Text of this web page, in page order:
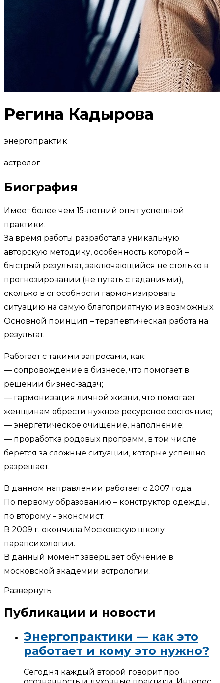
Регина Кадырова
энергопрактик
астролог
Биография
Имеет более чем 15-летний опыт успешной
практики.
За время работы разработала уникальную
авторскую методику, особенность которой –
быстрый результат, заключающийся не столько в
прогнозировании (не путать с гаданиями),
сколько в способности гармонизировать
ситуацию на самую благоприятную из возможных.
Основной принцип – терапевтическая работа на
результат.
Работает с такими запросами, как:
— сопровождение в бизнесе, что помогает в
решении бизнес-задач;
— гармонизация личной жизни, что помогает
женщинам обрести нужное ресурсное состояние;
— энергетическое очищение, наполнение;
— проработка родовых программ, в том числе
берется за сложные ситуации, которые успешно
разрешает.
В данном направлении работает с 2007 года.
По первому образованию – конструктор одежды,
по второму – экономист.
В 2009 г. окончила Московскую школу
парапсихологии.
В данный момент завершает обучение в
московской академии астрологии.
Развернуть
Публикации и новости
Энергопрактики — как это
работает и кому это нужно?
Сегодня каждый второй говорит про